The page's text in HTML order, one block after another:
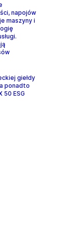
napojów
maszyny i
giełdy
ponadto
50 ESG